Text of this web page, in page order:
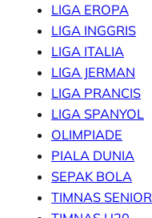
LIGA EROPA
LIGA INGGRIS
LIGA ITALIA
LIGA JERMAN
LIGA PRANCIS
LIGA SPANYOL
OLIMPIADE
PIALA DUNIA
SEPAK BOLA
TIMNAS SENIOR